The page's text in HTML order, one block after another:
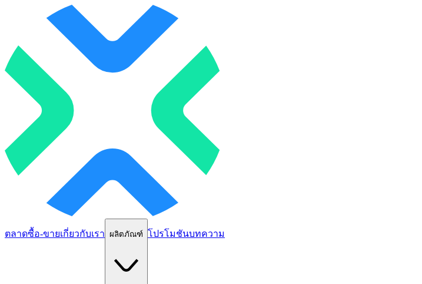
ตลาดซื้อ-ขายเกี่ยวกับเรา ผลิตภัณฑ์ โปรโมชันบทความ